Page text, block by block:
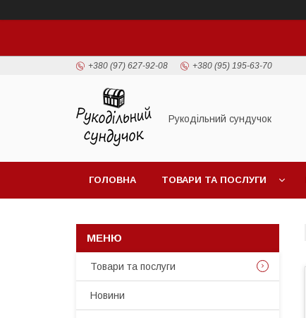
+380 (97) 627-92-08 +380 (95) 195-63-70
Рукодільний сундучок
ГОЛОВНА ТОВАРИ ТА ПОСЛУГИ
Товари та послуги
Новини